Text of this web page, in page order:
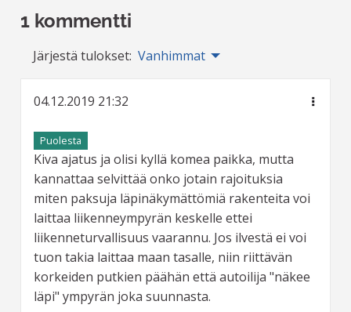
1 kommentti
Järjestä tulokset: Vanhimmat
04.12.2019 21:32
Puolesta
Kiva ajatus ja olisi kyllä komea paikka, mutta
kannattaa selvittää onko jotain rajoituksia
miten paksuja läpinäkymättömiä rakenteita voi
laittaa liikenneympyrän keskelle ettei
liikenneturvallisuus vaarannu. Jos ilvestä ei voi
tuon takia laittaa maan tasalle, niin riittävän
korkeiden putkien päähän että autoilija "näkee
läpi" ympyrän joka suunnasta.